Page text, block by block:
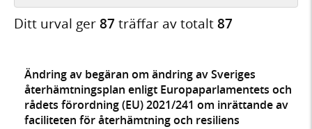
Ditt urval ger87 träffar av totalt87
Ändring av begäran om ändring av Sveriges
återhämtningsplan enligt Europaparlamentets och
rådets förordning (EU) 2021/241 om inrättande av
faciliteten för återhämtning och resiliens